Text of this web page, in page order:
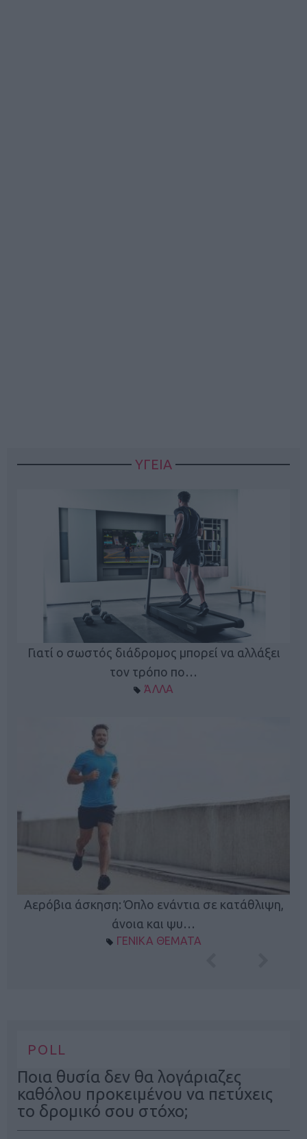
ΥΓΕΙΑ
Γιατί ο σωστός διάδρομος μπορεί να αλλάξει
τον τρόπο πο…
ΆΛΛΑ
Αερόβια άσκηση: Όπλο ενάντια σε κατάθλιψη,
άνοια και ψυ…
ΓΕΝΙΚΑ ΘΕΜΑΤΑ
POLL
Ποια θυσία δεν θα λογάριαζες
καθόλου προκειμένου να πετύχεις
το δρομικό σου στόχο;